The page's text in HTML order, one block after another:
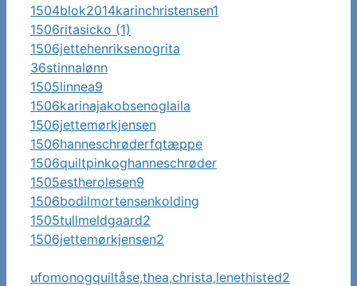
1504blok2014karinchristensen1
1506ritasicko (1)
1506jettehenriksenogrita
36stinnalønn
1505linnea9
1506karinajakobsenoglaila
1506jettemørkjensen
1506hanneschrøderfqtæppe
1506quiltpinkoghanneschrøder
1505estherolesen9
1506bodilmortensenkolding
1505tullmeldgaard2
1506jettemørkjensen2
ufomonogquiltåse,thea,christa,lenethisted2